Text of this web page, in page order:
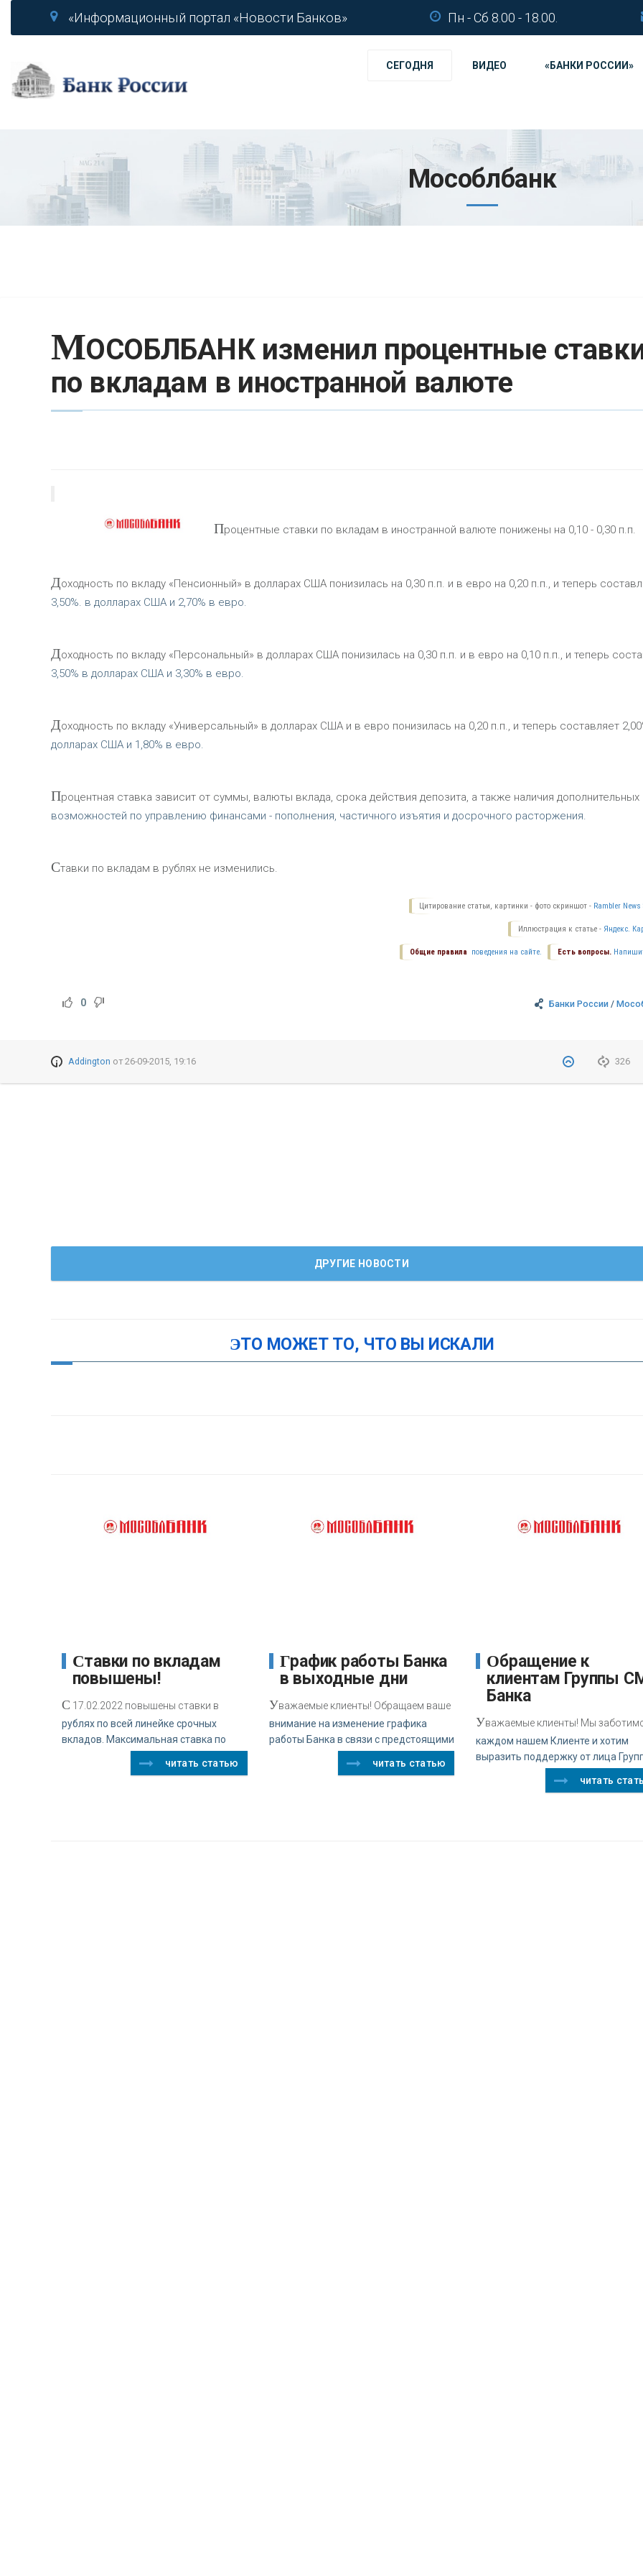
«Информационный портал «Новости Банков» Пн - Сб 8.00 - 18.00.
СЕГОДНЯ ВИДЕО «БАНКИ РОССИИ»
Мособлбанк
МОСОБЛБАНК изменил процентные
по вкладам в иностранной валюте
Процентные ставки по вкладам в иностранной валюте понижены на 0,10 - 0,30 п.п.
Доходность по вкладу «Пенсионный» в долларах США понизилась на 0,30 п.п. и в евро на 0,20 п.п., и теперь
3,50%. в долларах США и 2,70% в евро.
Доходность по вкладу «Персональный» в долларах США понизилась на 0,30 п.п. и в евро на 0,10 п.п., и теперь
3,50% в долларах США и 3,30% в евро.
Доходность по вкладу «Универсальный» в долларах США и в евро понизилась на 0,20 п.п., и теперь составляет
долларах США и 1,80% в евро.
Процентная ставка зависит от суммы, валюты вклада, срока действия депозита, а также наличия дополнительных
возможностей по управлению финансами - пополнения, частичного изъятия и досрочного расторжения.
Ставки по вкладам в рублях не изменились.
Цитирование статьи, картинки - фото скриншот - Rambler News
Иллюстрация к статье - Яндекс.
Есть вопросы.
Общие правила поведения на сайте.
Банки России /
0
326
Addington от 26-09-2015, 19:16
ДРУГИЕ НОВОСТИ
ЭТО МОЖЕТ ТО, ЧТО ВЫ ИСКАЛИ
Ставки по вкладам
повышены!
С 17.02.2022 повышены ставки в
рублях по всей линейке срочных
вкладов. Максимальная ставка по
читать статью
График работы Банка
в выходные дни
Уважаемые клиенты! Обращаем ваше
внимание на изменение графика
работы Банка в связи с предстоящими
читать статью
Обращение к
клиентам Группы
Банка
Уважаемые клиенты! Мы
каждом нашем Клиенте и хотим
выразить поддержку от лица
читать